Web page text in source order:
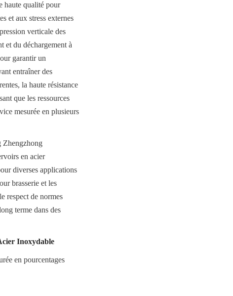
haute qualité pour
et aux stress externes
verticale des
et du déchargement à
garantir un
entraîner des
la haute résistance
que les ressources
mesurée en plusieurs
Zhengzhong
en acier
diverses applications
brasserie et les
respect de normes
terme dans des
Inoxydable
en pourcentages